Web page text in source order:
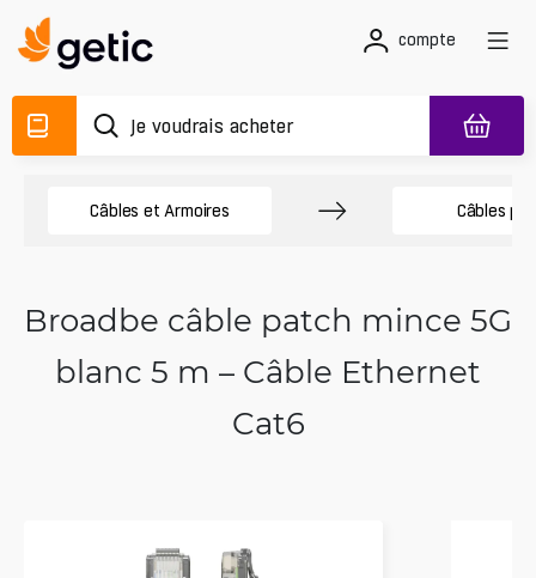
compte
Câbles et Armoires Câbles
Broadbe câble patch mince 5G
blanc 5 m – Câble Ethernet
Cat6